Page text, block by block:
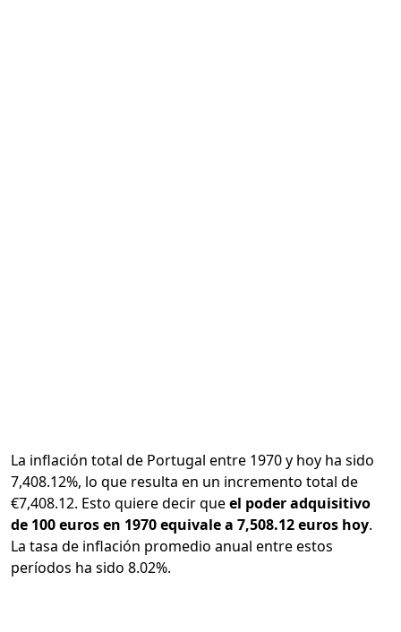
La inflación total de Portugal entre 1970 y hoy ha sido
7,408.12%, lo que resulta en un incremento total de
€7,408.12. Esto quiere decir queel poder adquisitivo
de 100 euros en 1970 equivale a 7,508.12 euros hoy.
La tasa de inflación promedio anual entre estos
períodos ha sido 8.02%.